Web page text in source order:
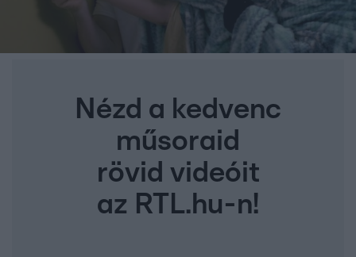
Nézd a kedvenc
műsoraid
rövid videóit
az RTL.hu-n!